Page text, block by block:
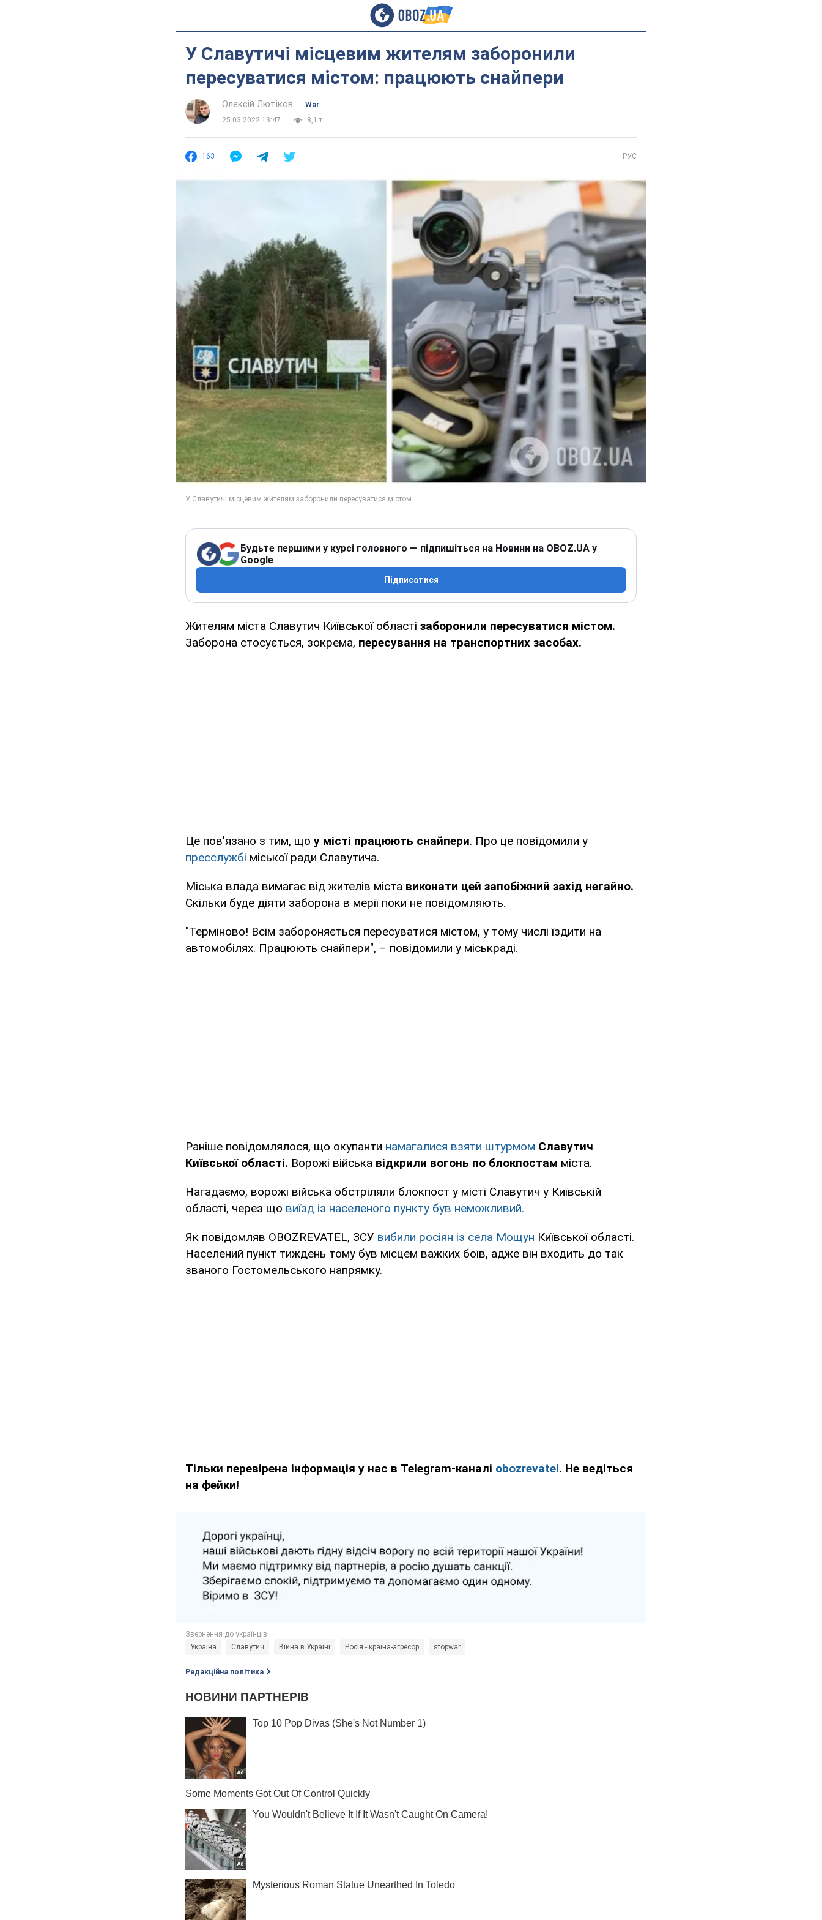
У Славутичі місцевим жителям заборонили
пересуватися містом: працюють снайпери
Олексій Лютіков
War
25.03.2022 13:47
8,1 т.
163 РУС
Будьте першими у курсі головного — підпишіться на Новини на OBOZ.UA у
Google
Підписатися
Жителям міста Славутич Київської області заборонили пересуватися містом.
Заборона стосується, зокрема, пересування на транспортних засобах.
Це пов'язано з тим, що у місті працюють снайпери. Про це повідомили у
пресслужбі міської ради Славутича.
Міська влада вимагає від жителів міста виконати цей запобіжний захід негайно.
Скільки буде діяти заборона в мерії поки не повідомляють.
"Терміново! Всім забороняється пересуватися містом, у тому числі їздити на
автомобілях. Працюють снайпери", – повідомили у міськраді.
Раніше повідомлялося, що окупанти намагалися взяти штурмом Славутич
Київської області. Ворожі війська відкрили вогонь по блокпостам міста.
Нагадаємо, ворожі війська обстріляли блокпост у місті Славутич у Київській
області, через що виїзд із населеного пункту був неможливий.
Як повідомляв OBOZREVATEL, ЗСУ вибили росіян із села Мощун Київської області.
Населений пункт тиждень тому був місцем важких боїв, адже він входить до так
званого Гостомельського напрямку.
Тільки перевірена інформація у нас в Telegram-каналі obozrevatel. Не ведіться
на фейки!
Україна Славутич Війна в Україні Росія - країна-агресор stopwar
Редакційна політика